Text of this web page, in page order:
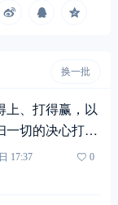
换一批
上、打得赢，以
一切的决心打赢
年开门红！
17:37
0